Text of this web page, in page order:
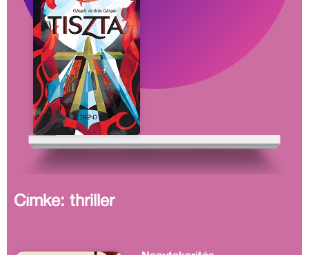
Címke: thriller